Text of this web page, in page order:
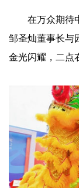
在万众期待中
邹圣灿董事长与
金光闪耀，二点